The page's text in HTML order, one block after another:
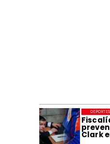
Clark
DEPORTES